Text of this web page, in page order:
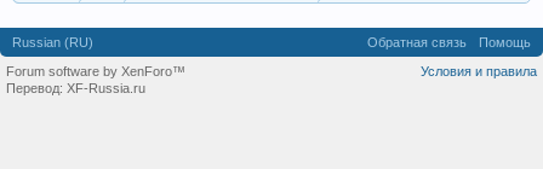
Russian (RU) Обратная связь
Помощь
Условия и правила
Forum software by XenForo™
Перевод: XF-Russia.ru